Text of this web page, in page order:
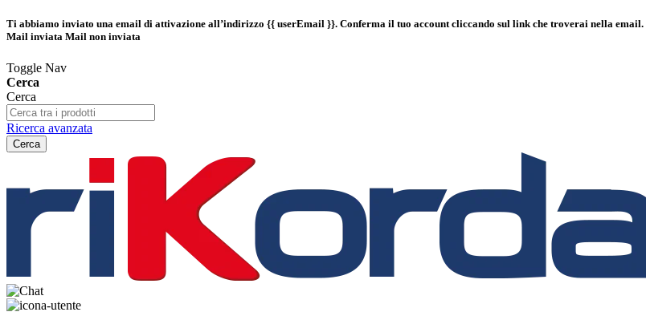
Ti abbiamo inviato una email di attivazione all’indirizzo {{ userEmail }}. Conferma il tuo account cliccando sul link che troverai nella email.
Mail inviata Mail non inviata
Toggle Nav
Cerca
Cerca
Ricerca avanzata
Cerca